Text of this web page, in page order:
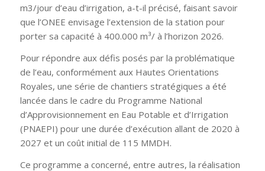
m3/jour d’eau d’irrigation, a-t-il précisé, faisant savoir
que l’ONEE envisage l’extension de la station pour
porter sa capacité à 400.000 m³/ à l’horizon 2026.
Pour répondre aux défis posés par la problématique
de l’eau, conformément aux Hautes Orientations
Royales, une série de chantiers stratégiques a été
lancée dans le cadre du Programme National
d’Approvisionnement en Eau Potable et d’Irrigation
(PNAEPI) pour une durée d’exécution allant de 2020 à
2027 et un coût initial de 115 MMDH.
Ce programme a concerné, entre autres, la réalisation